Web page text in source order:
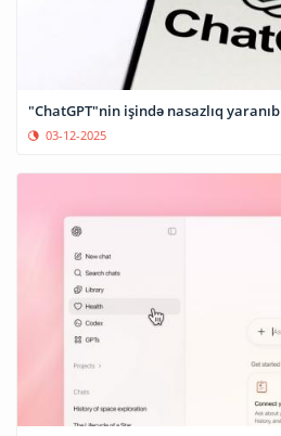
"ChatGPT"nin işində nasazlıq yaranıb
03-12-2025